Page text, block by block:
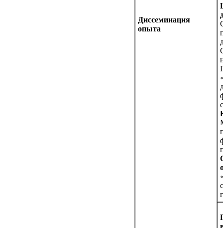
Диссеминация
опыта